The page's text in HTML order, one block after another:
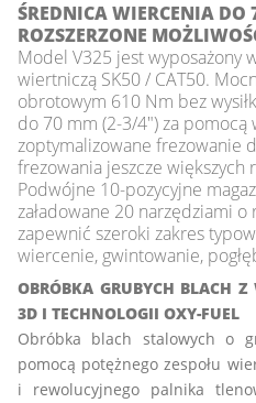
ŚREDNICA WIERCENIA
ROZSZERZONE
Model V325 jest wyposażony
wiertniczą SK50 / CAT50.
obrotowym 610 Nm bez
do 70 mm (2-3/4") za pomocą
zoptymalizowane frezowanie
frezowania jeszcze
Podwójne 10-pozycyjne
załadowane 20 narzędziami
zapewnić szeroki zakres
wiercenie, gwintowanie,
OBRÓBKA GRUBYCH BLACH
3D I TECHNOLOGII OXY-FUEL
Obróbka blach stalowych o
pomocą potężnego zespołu
i rewolucyjnego palnika